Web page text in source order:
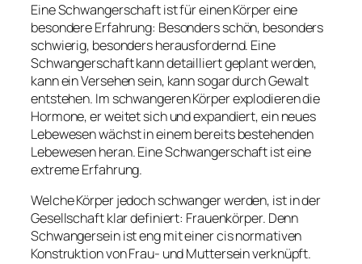
Eine Schwangerschaft ist für einen Körper eine
besondere Erfahrung: Besonders schön, besonders
schwierig, besonders herausfordernd. Eine
Schwangerschaft kann detailliert geplant werden,
kann ein Versehen sein, kann sogar durch Gewalt
entstehen. Im schwangeren Körper explodieren die
Hormone, er weitet sich und expandiert, ein neues
Lebewesen wächst in einem bereits bestehenden
Lebewesen heran. Eine Schwangerschaft ist eine
extreme Erfahrung.
Welche Körper jedoch schwanger werden, ist in der
Gesellschaft klar definiert: Frauenkörper. Denn
Schwangersein ist eng mit einer cis normativen
Konstruktion von Frau- und Muttersein verknüpft.